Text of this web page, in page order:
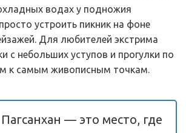
водах у подножия
устроить пикник на фоне
Для любителей экстрима
с небольших уступов и прогулки по
к самым живописным точкам.
— это место, где